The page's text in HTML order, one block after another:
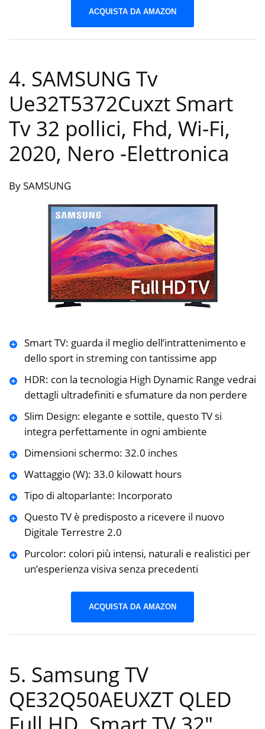
ACQUISTA DA AMAZON
4. SAMSUNG Tv
Ue32T5372Cuxzt Smart
Tv 32 pollici, Fhd, Wi-Fi,
2020, Nero -Elettronica
By SAMSUNG
Smart TV: guarda il meglio dell’intrattenimento e
dello sport in streming con tantissime app
HDR: con la tecnologia High Dynamic Range vedrai
dettagli ultradefiniti e sfumature da non perdere
Slim Design: elegante e sottile, questo TV si
integra perfettamente in ogni ambiente
Dimensioni schermo: 32.0 inches
Wattaggio (W): 33.0 kilowatt hours
Tipo di altoparlante: Incorporato
Questo TV è predisposto a ricevere il nuovo
Digitale Terrestre 2.0
Purcolor: colori più intensi, naturali e realistici per
un’esperienza visiva senza precedenti
ACQUISTA DA AMAZON
5. Samsung TV
QE32Q50AEUXZT QLED